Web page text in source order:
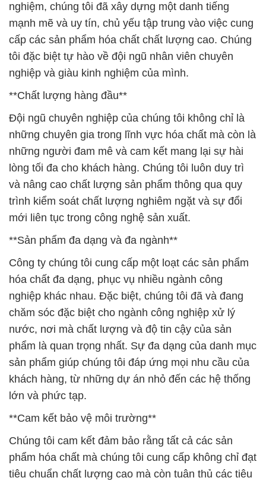
nghiệm, chúng tôi đã xây dựng một danh tiếng
mạnh mẽ và uy tín, chủ yếu tập trung vào việc cung
cấp các sản phẩm hóa chất chất lượng cao. Chúng
tôi đặc biệt tự hào về đội ngũ nhân viên chuyên
nghiệp và giàu kinh nghiệm của mình.
**Chất lượng hàng đầu**
Đội ngũ chuyên nghiệp của chúng tôi không chỉ là
những chuyên gia trong lĩnh vực hóa chất mà còn là
những người đam mê và cam kết mang lại sự hài
lòng tối đa cho khách hàng. Chúng tôi luôn duy trì
và nâng cao chất lượng sản phẩm thông qua quy
trình kiểm soát chất lượng nghiêm ngặt và sự đổi
mới liên tục trong công nghệ sản xuất.
**Sản phẩm đa dạng và đa ngành**
Công ty chúng tôi cung cấp một loạt các sản phẩm
hóa chất đa dạng, phục vụ nhiều ngành công
nghiệp khác nhau. Đặc biệt, chúng tôi đã và đang
chăm sóc đặc biệt cho ngành công nghiệp xử lý
nước, nơi mà chất lượng và độ tin cậy của sản
phẩm là quan trọng nhất. Sự đa dạng của danh mục
sản phẩm giúp chúng tôi đáp ứng mọi nhu cầu của
khách hàng, từ những dự án nhỏ đến các hệ thống
lớn và phức tạp.
**Cam kết bảo vệ môi trường**
Chúng tôi cam kết đảm bảo rằng tất cả các sản
phẩm hóa chất mà chúng tôi cung cấp không chỉ đạt
tiêu chuẩn chất lượng cao mà còn tuân thủ các tiêu